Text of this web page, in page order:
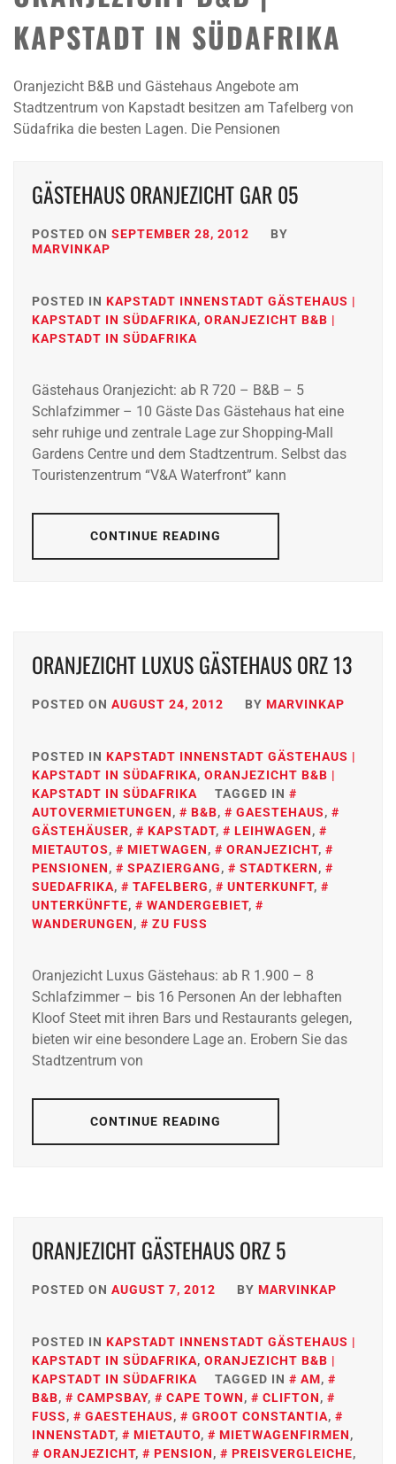
KAPSTADT IN SÜDAFRIKA
Oranjezicht B&B und Gästehaus Angebote am
Stadtzentrum von Kapstadt besitzen am Tafelberg von
Südafrika die besten Lagen. Die Pensionen
GÄSTEHAUS ORANJEZICHT GAR 05
POSTED ON SEPTEMBER 28, 2012
BY
MARVINKAP
POSTED IN KAPSTADT INNENSTADT GÄSTEHAUS |
KAPSTADT IN SÜDAFRIKA, ORANJEZICHT B&B |
KAPSTADT IN SÜDAFRIKA
Gästehaus Oranjezicht: ab R 720 – B&B – 5
Schlafzimmer – 10 Gäste Das Gästehaus hat eine
sehr ruhige und zentrale Lage zur Shopping-Mall
Gardens Centre und dem Stadtzentrum. Selbst das
Touristenzentrum “V&A Waterfront” kann
CONTINUE READING
ORANJEZICHT LUXUS GÄSTEHAUS ORZ 13
POSTED ON AUGUST 24, 2012 BY MARVINKAP
POSTED IN KAPSTADT INNENSTADT GÄSTEHAUS |
KAPSTADT IN SÜDAFRIKA, ORANJEZICHT B&B |
KAPSTADT IN SÜDAFRIKA
TAGGED IN
AUTOVERMIETUNGEN, B&B, GAESTEHAUS,
GÄSTEHÄUSER, KAPSTADT, LEIHWAGEN,
MIETAUTOS, MIETWAGEN, ORANJEZICHT,
PENSIONEN, SPAZIERGANG, STADTKERN,
SUEDAFRIKA, TAFELBERG, UNTERKUNFT,
UNTERKÜNFTE, WANDERGEBIET,
WANDERUNGEN, ZU FUSS
Oranjezicht Luxus Gästehaus: ab R 1.900 – 8
Schlafzimmer – bis 16 Personen An der lebhaften
Kloof Steet mit ihren Bars und Restaurants gelegen,
bieten wir eine besondere Lage an. Erobern Sie das
Stadtzentrum von
CONTINUE READING
ORANJEZICHT GÄSTEHAUS ORZ 5
POSTED ON AUGUST 7, 2012 BY MARVINKAP
POSTED IN KAPSTADT INNENSTADT GÄSTEHAUS |
KAPSTADT IN SÜDAFRIKA, ORANJEZICHT B&B |
KAPSTADT IN SÜDAFRIKA
TAGGED IN AM,
B&B, CAMPSBAY, CAPE TOWN, CLIFTON,
FUSS, GAESTEHAUS, GROOT CONSTANTIA,
INNENSTADT, MIETAUTO, MIETWAGENFIRMEN,
ORANJEZICHT, PENSION, PREISVERGLEICHE,